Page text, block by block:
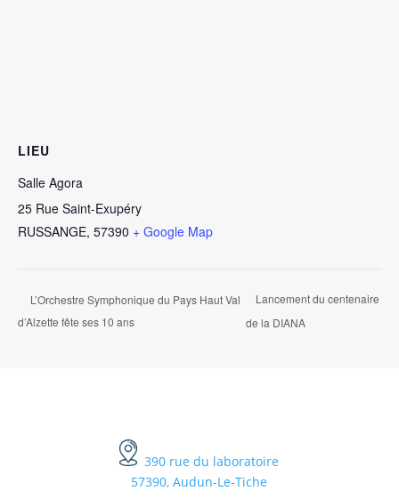
LIEU
Salle Agora
25 Rue Saint-Exupéry
RUSSANGE, 57390 + Google Map
L’Orchestre Symphonique du Pays Haut Val
d’Alzette fête ses 10 ans
Lancement du centenaire
de la DIANA
390 rue du laboratoire
57390, Audun-Le-Tiche